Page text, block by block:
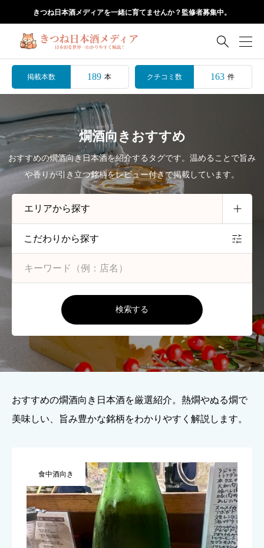
きつね日本酒メディアを一緒に育てませんか？監修者募集中。

掲載本数 189 本 クチコミ数 163 件
燗酒向きおすすめ
おすすめの燗酒向き日本酒を紹介するタグです。温めることで旨み
や香りが引き立つ銘柄をレビュー付きで掲載しています。
こだわりから探す
検索する
おすすめの燗酒向き日本酒を厳選紹介。熱燗やぬる燗で
美味しい、旨み豊かな銘柄をわかりやすく解説します。
食中酒向き